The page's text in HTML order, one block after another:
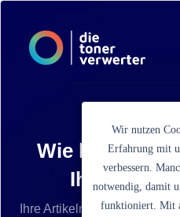
Wie lautet die
Ihrer
Ihre Artikelnummer ist nicht
Wir nutzen
Erfahrung mit
verbessern.
notwendig, damit
funktioniert. Mit